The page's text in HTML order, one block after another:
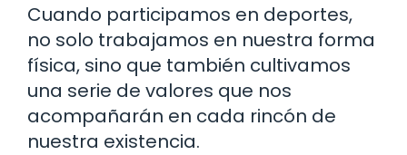
Cuando participamos en deportes,
no solo trabajamos en nuestra forma
física, sino que también cultivamos
una serie de valores que nos
acompañarán en cada rincón de
nuestra existencia.